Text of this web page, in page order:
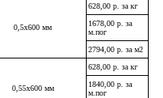
0,5х600 мм
628,00 р. за кг
1678,00 р. за
м.пог
2794,00 р. за м2
0,55х600 мм
628,00 р. за кг
1840,00 р. за
м.пог